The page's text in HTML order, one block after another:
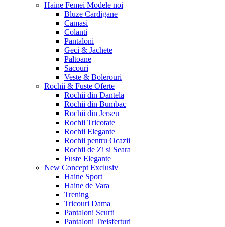
Haine Femei Modele noi
Bluze Cardigane
Camasi
Colanti
Pantaloni
Geci & Jachete
Paltoane
Sacouri
Veste & Bolerouri
Rochii & Fuste Oferte
Rochii din Dantela
Rochii din Bumbac
Rochii din Jerseu
Rochii Tricotate
Rochii Elegante
Rochii pentru Ocazii
Rochii de Zi si Seara
Fuste Elegante
New Concept Exclusiv
Haine Sport
Haine de Vara
Trening
Tricouri Dama
Pantaloni Scurti
Pantaloni Treisferturi